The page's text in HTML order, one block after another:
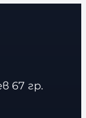
67 гр.